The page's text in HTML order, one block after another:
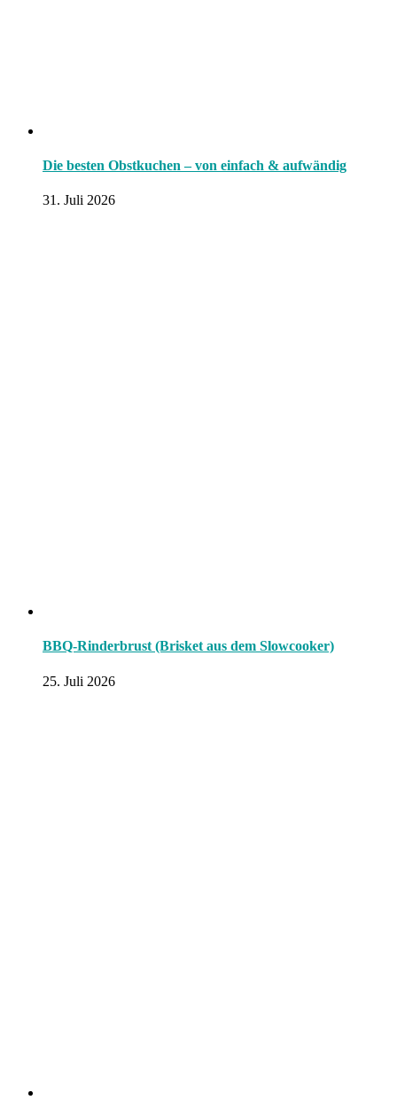
Die besten Obstkuchen – von einfach & aufwändig
31. Juli 2026
BBQ-Rinderbrust (Brisket aus dem Slowcooker)
25. Juli 2026